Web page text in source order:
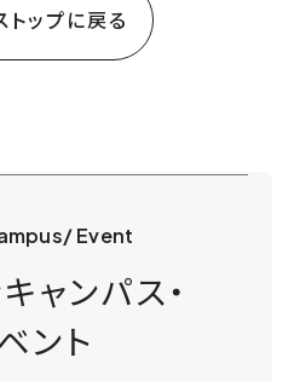
トップに戻る
Event
ャンパス・
ント